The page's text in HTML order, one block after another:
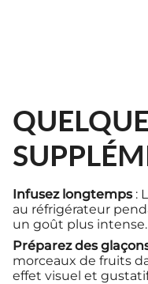
Infusez longtemps:
au réfrigérateur
un goût plus intense.
Préparez des
morceaux de fruits
effet visuel et